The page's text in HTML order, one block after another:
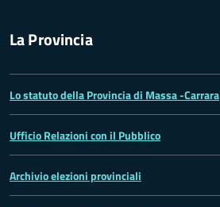
La Provincia
Lo statuto della Provincia di Massa -Carrara
Ufficio Relazioni con il Pubblico
Archivio elezioni provinciali